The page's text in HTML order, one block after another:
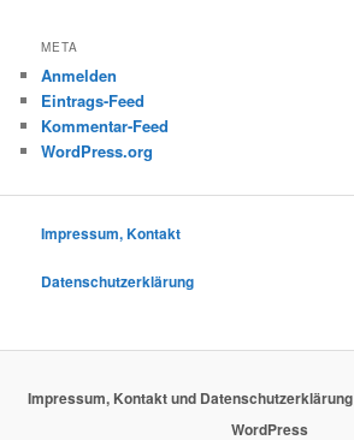
META
Anmelden
Eintrags-Feed
Kommentar-Feed
WordPress.org
Impressum, Kontakt
Datenschutzerklärung
Impressum, Kontakt und Datenschutzerklärung
WordPress